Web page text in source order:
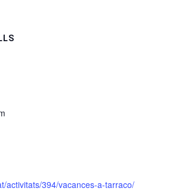
activitats/394/vacances-a-tarraco/